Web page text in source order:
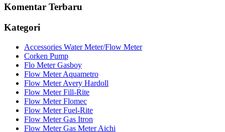
Komentar Terbaru
Kategori
Accessories Water Meter/Flow Meter
Corken Pump
Flo Meter Gasboy
Flow Meter Aquametro
Flow Meter Avery Hardoll
Flow Meter Fill-Rite
Flow Meter Flomec
Flow Meter Fuel-Rite
Flow Meter Gas Itron
Flow Meter Gas Meter Aichi